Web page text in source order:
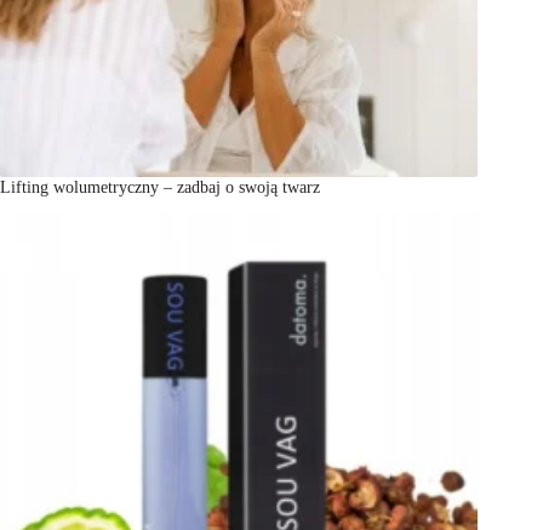
Lifting wolumetryczny – zadbaj o swoją twarz